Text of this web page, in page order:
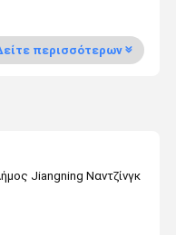
περισσότερων
Jiangning Ναντζίνγκ